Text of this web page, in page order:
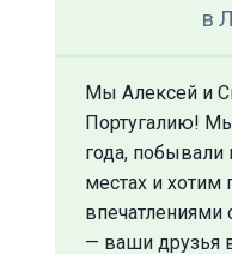
в
Мы Алексей и
Португалию!
года, побывали
местах и хотим
— ваши друзья